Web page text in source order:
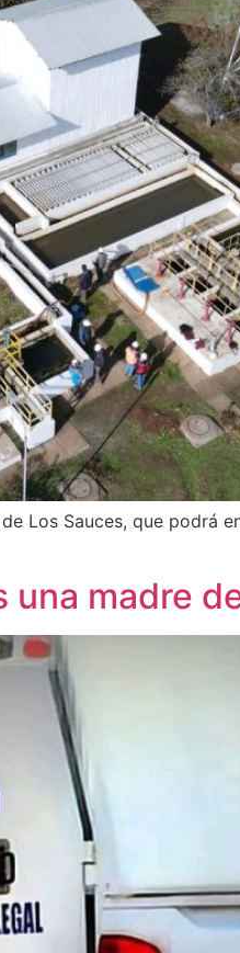
Los Sauces, que podrá
madre